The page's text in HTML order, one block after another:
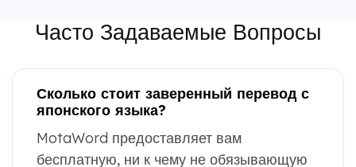
Часто Задаваемые Вопросы
Сколько стоит заверенный перевод с
японского языка?
MotaWord предоставляет вам
бесплатную, ни к чему не обязывающую